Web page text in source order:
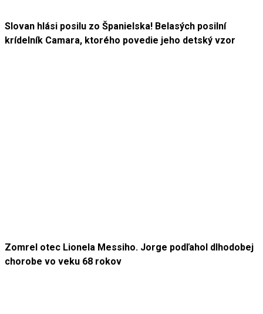
Slovan hlási posilu zo Španielska! Belasých posilní
krídelník Camara, ktorého povedie jeho detský vzor
Zomrel otec Lionela Messiho. Jorge podľahol dlhodobej
chorobe vo veku 68 rokov